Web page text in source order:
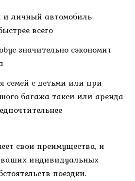
и личный автомобиль
всего
значительно сэкономит
семей с детьми или при
багажа такси или аренда
свои преимущества, и
индивидуальных
поездки.